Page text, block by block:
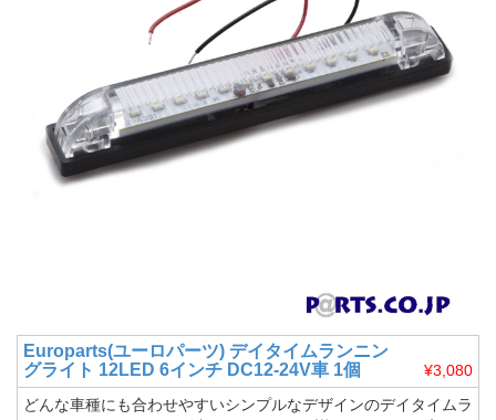
Europarts(ユーロパーツ) デイタイムランニン
グライト 12LED 6インチ DC12-24V車 1個
¥3,080
どんな車種にも合わせやすいシンプルなデザインのデイタイムラ